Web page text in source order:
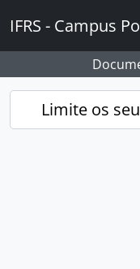
IFRS - Campus
Limite os